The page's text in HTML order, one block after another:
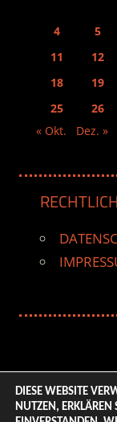
4
5
11
12
18
19
25
26
« Okt.
Dez. »
© 2026
DIESE WEBSITE
NUTZEN, ERKLÄREN